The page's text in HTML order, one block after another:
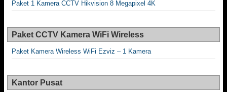
Paket 1 Kamera CCTV Hikvision 8 Megapixel 4K
Paket CCTV Kamera WiFi Wireless
Paket Kamera Wireless WiFi Ezviz – 1 Kamera
Kantor Pusat